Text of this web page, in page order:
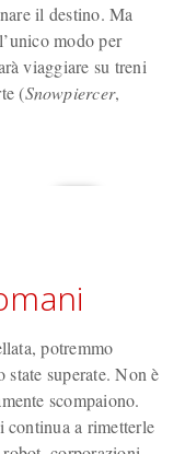
il destino. Ma
modo per
viaggiare su treni
(Snowpiercer,
potremmo
superate. Non è
scompaiono.
continua a rimetterle